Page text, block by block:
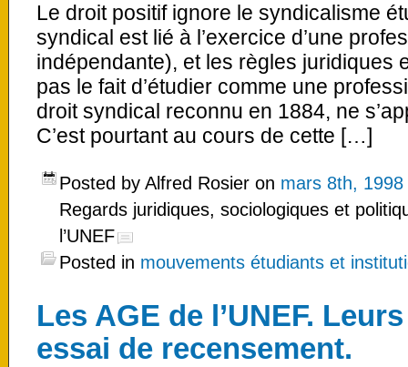
Le droit positif ignore le syndicalisme
syndical est lié à l’exercice d’une
indépendante), et les règles juridiques
pas le fait d’étudier comme une
droit syndical reconnu en 1884, ne
C’est pourtant au cours de cette […]
Posted by Alfred Rosier on mars 8th, 1998
Regards juridiques, sociologiques et
l’UNEF
Posted in mouvements étudiants et
Les AGE de l’UNEF.
essai de recensement.